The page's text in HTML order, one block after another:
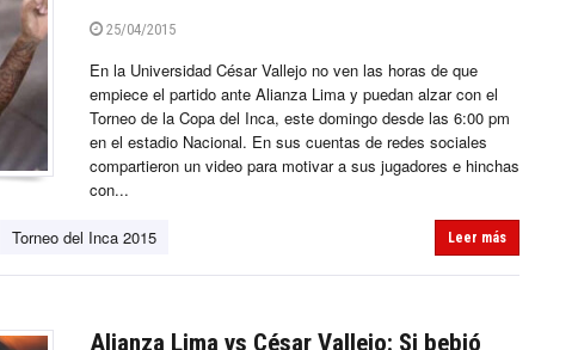
25/04/2015
En la Universidad César Vallejo no ven las horas de que
empiece el partido ante Alianza Lima y puedan alzar con el
Torneo de la Copa del Inca, este domingo desde las 6:00 pm
en el estadio Nacional. En sus cuentas de redes sociales
compartieron un video para motivar a sus jugadores e hinchas
con...
Torneo del Inca 2015 Leer más
Alianza Lima vs César Vallejo: Si bebió